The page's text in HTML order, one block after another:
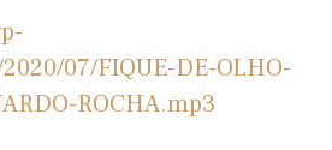
07/FIQUE-DE-OLHO-
ROCHA.mp3